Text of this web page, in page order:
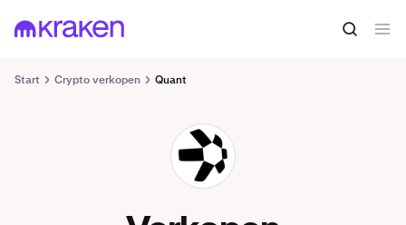
Start Crypto verkopen Quant
QNT